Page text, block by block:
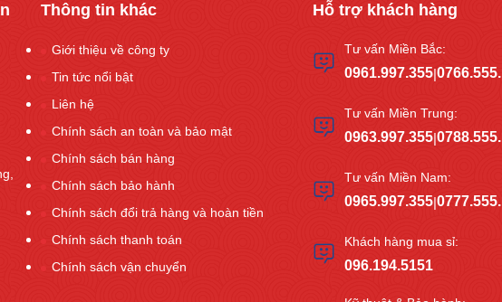
Thông tin khác
Giới thiệu về công ty
Tin tức nổi bật
Liên hệ
Chính sách an toàn và bảo mật
Chính sách bán hàng
Chính sách bảo hành
Chính sách đổi trả hàng và hoàn tiền
Chính sách thanh toán
Chính sách vận chuyển
Hỗ trợ khách hàng
Tư vấn Miền Bắc:
0961.997.355|
Tư vấn Miền Trung:
0963.997.355|
Tư vấn Miền Nam:
0965.997.355|
Khách hàng mua sỉ:
096.194.5151